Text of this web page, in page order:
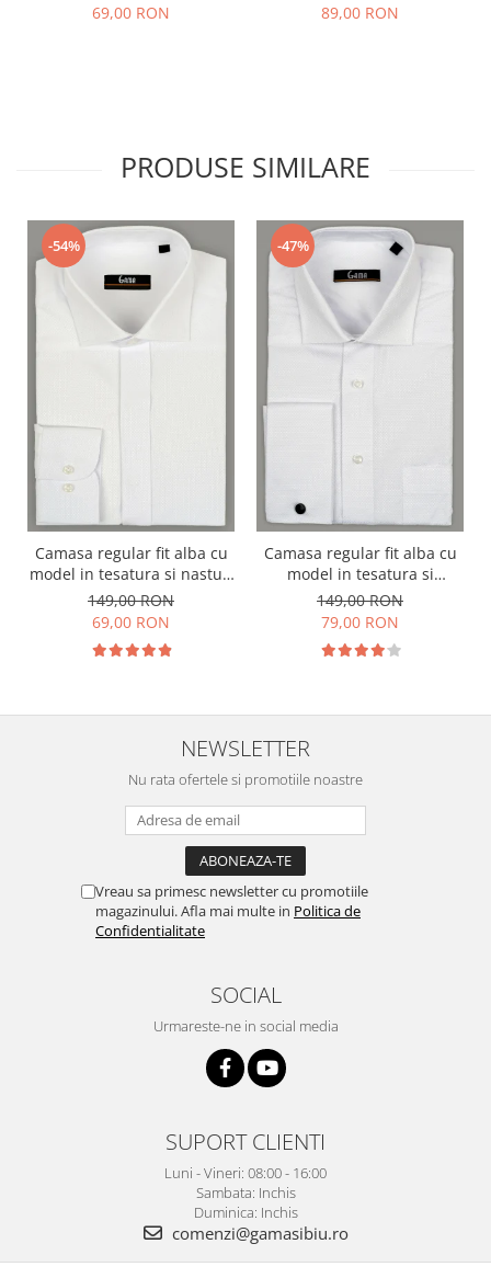
69,00 RON
89,00 RON
PRODUSE SIMILARE
-54%
Camasa regular fit alba cu
model in tesatura si nasturi
ascunsi
149,00 RON
69,00 RON
-47%
Camasa regular fit alba cu
model in tesatura si
manseta dubla
149,00 RON
79,00 RON
NEWSLETTER
Nu rata ofertele si promotiile noastre
Vreau sa primesc newsletter cu promotiile
magazinului. Afla mai multe in Politica de
Confidentialitate
SOCIAL
Urmareste-ne in social media
SUPORT CLIENTI
Luni - Vineri: 08:00 - 16:00
Sambata: Inchis
Duminica: Inchis
comenzi@gamasibiu.ro